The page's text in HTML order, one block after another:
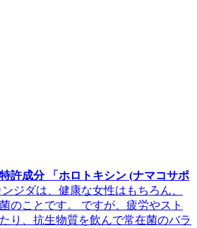
許成分 「ホロトキシン (ナマコサポ
ンジダは、健康な女性はもちろん、
のことです。 ですが、疲労やスト
り、抗生物質を飲んで常在菌のバラ